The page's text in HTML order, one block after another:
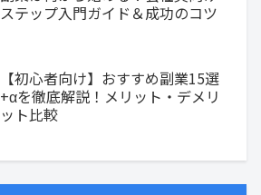
ステップ入門ガイド＆成功のコツ
【初心者向け】おすすめ副業15選
+αを徹底解説！メリット・デメリ
ット比較